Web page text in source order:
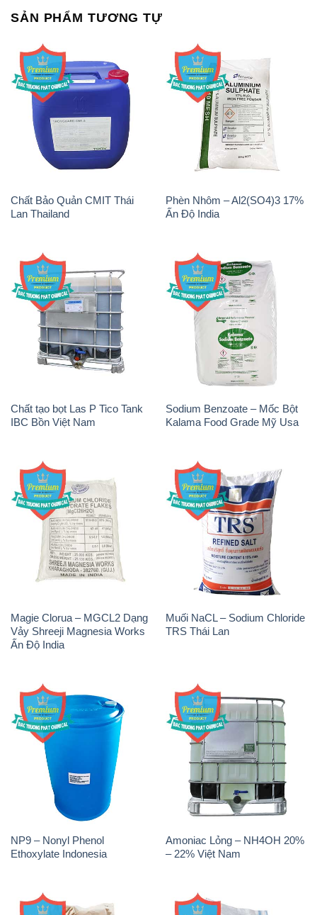
SẢN PHẨM TƯƠNG TỰ
Chất Bảo Quản CMIT Thái
Lan Thailand
Phèn Nhôm – Al2(SO4)3 17%
Ấn Độ India
Chất tạo bọt Las P Tico Tank
IBC Bồn Việt Nam
Sodium Benzoate – Mốc Bột
Kalama Food Grade Mỹ Usa
Magie Clorua – MGCL2 Dạng
Vảy Shreeji Magnesia Works
Ấn Độ India
Muối NaCL – Sodium Chloride
TRS Thái Lan
NP9 – Nonyl Phenol
Ethoxylate Indonesia
Amoniac Lỏng – NH4OH 20%
– 22% Việt Nam